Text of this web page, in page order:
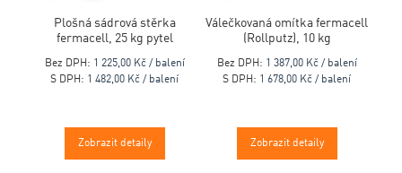
Plošná sádrová stěrka
fermacell, 25 kg pytel
Bez DPH: 1 225,00 Kč / balení
S DPH: 1 482,00 Kč / balení
Zobrazit detaily
Válečkovaná omítka fermacell
(Rollputz), 10 kg
Bez DPH: 1 387,00 Kč / balení
S DPH: 1 678,00 Kč / balení
Zobrazit detaily